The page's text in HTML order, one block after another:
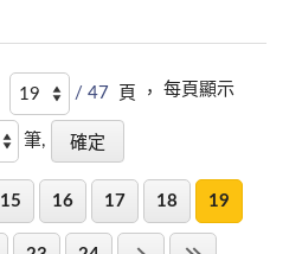
/ 47 頁 ， 每頁顯示
筆,
15 16 17 18 19